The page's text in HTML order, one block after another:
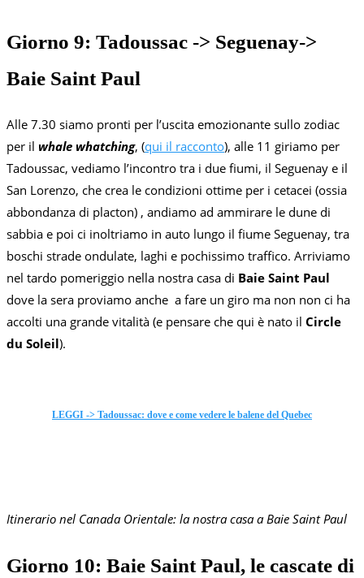
Giorno 9: Tadoussac -> Seguenay->
Baie Saint Paul
Alle 7.30 siamo pronti per l’uscita emozionante sullo zodiac
per il whale whatching, (qui il racconto), alle 11 giriamo per
Tadoussac, vediamo l’incontro tra i due fiumi, il Seguenay e il
San Lorenzo, che crea le condizioni ottime per i cetacei (ossia
abbondanza di placton) , andiamo ad ammirare le dune di
sabbia e poi ci inoltriamo in auto lungo il fiume Seguenay, tra
boschi strade ondulate, laghi e pochissimo traffico. Arriviamo
nel tardo pomeriggio nella nostra casa di Baie Saint Paul
dove la sera proviamo anche a fare un giro ma non non ci ha
accolti una grande vitalità (e pensare che qui è nato il Circle
du Soleil).
LEGGI -> Tadoussac: dove e come vedere le balene del Quebec
Itinerario nel Canada Orientale: la nostra casa a Baie Saint Paul
Giorno 10: Baie Saint Paul, le cascate di